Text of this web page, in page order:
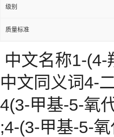
级别
质量标准
中文名称1-(4-
中文同义词4-
4(3-甲基-5-氧
;4-(3-甲基-5-